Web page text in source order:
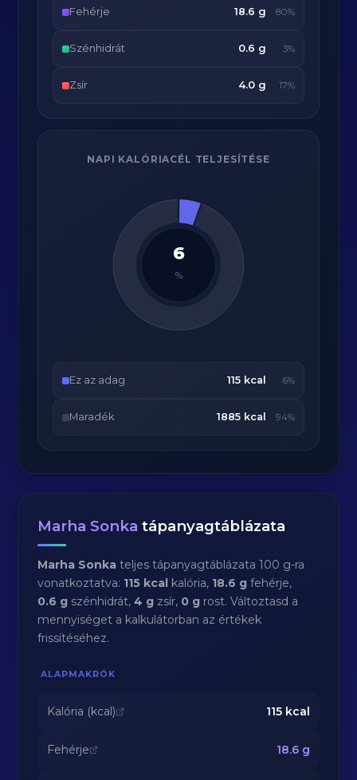
Fehérje 18.6 g 80%
Szénhidrát 0.6 g 3%
Zsír 4.0 g 17%
NAPI KALÓRIACÉL TELJESÍTÉSE
6
%
Ez az adag 115 kcal 6%
Maradék 1885 kcal 94%
Marha Sonka tápanyagtáblázata
Marha Sonka teljes tápanyagtáblázata 100 g-ra
vonatkoztatva: 115 kcal kalória, 18.6 g fehérje,
0.6 g szénhidrát,4 g zsír, 0 g rost. Változtasd a
mennyiséget a kalkulátorban az értékek
frissítéséhez.
ALAPMAKRÓK
Kalória (kcal) 115kcal
Fehérje 18.6g